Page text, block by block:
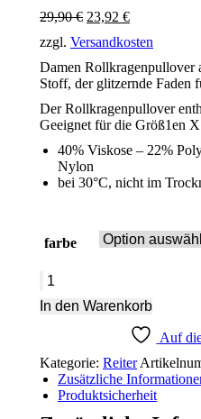
29,90€ Ursprünglicher
war:
29,90 €
23,92 €Aktueller
ist:
23,92 €.
zzgl. Versandkosten
Damen Rollkragenpullover
Stoff, der glitzernde Faden
Der Rollkragenpullover
Geeignet für die Größ1en
40% Viskose – 22%
Nylon
bei 30°C, nicht im
farbe
Rollkragenpullover
Menge
In den Warenkorb
Auf
Kategorie: Reiter
Zusätzliche
Produktsicherheit